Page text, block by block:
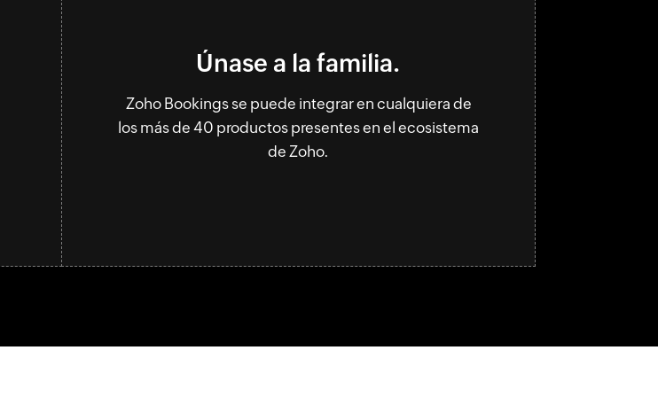
Únase a la familia.
Zoho Bookings se puede integrar en cualquiera de
los más de 40 productos presentes en el ecosistema
de Zoho.